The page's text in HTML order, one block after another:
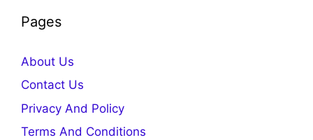
Pages
About Us
Contact Us
Privacy And Policy
Terms And Conditions